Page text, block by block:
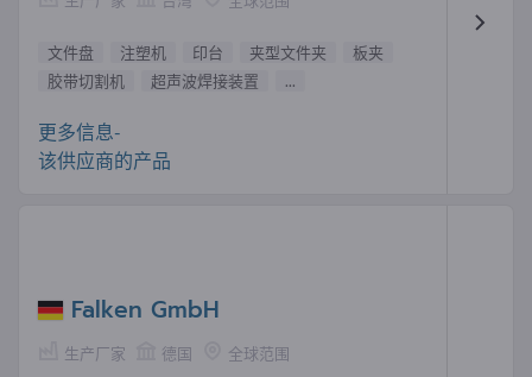
文件盘 注塑机 印台 夹型文件夹
板夹
胶带切割机
超声波焊接装置 ...
更多信息-
该供应商的产品
Falken GmbH
生产厂家 德国 全球范围